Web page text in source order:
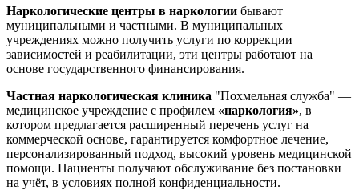
Наркологические центры в наркологии бывают
муниципальными и частными. В муниципальных
учреждениях можно получить услуги по коррекции
зависимостей и реабилитации, эти центры работают на
основе государственного финансирования.
Частная наркологическая клиника "Похмельная служба" —
медицинское учреждение с профилем «наркология», в
котором предлагается расширенный перечень услуг на
коммерческой основе, гарантируется комфортное лечение,
персонализированный подход, высокий уровень медицинской
помощи. Пациенты получают обслуживание без постановки
на учёт, в условиях полной конфиденциальности.